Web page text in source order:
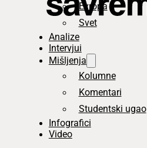
Evropa
Svet
Analize
Intervjui
Mišljenja
Kolumne
Komentari
Studentski ugao
Infografici
Video